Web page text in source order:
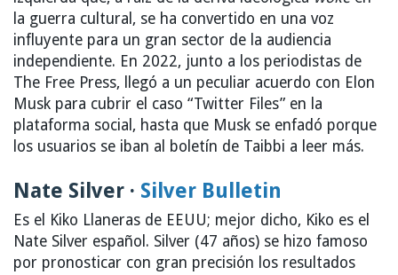
la guerra cultural, se ha convertido en una voz
influyente para un gran sector de la audiencia
independiente. En 2022, junto a los periodistas de
The Free Press, llegó a un peculiar acuerdo con Elon
Musk para cubrir el caso “Twitter Files” en la
plataforma social, hasta que Musk se enfadó porque
los usuarios se iban al boletín de Taibbi a leer más.
Nate Silver · Silver Bulletin
Es el Kiko Llaneras de EEUU; mejor dicho, Kiko es el
Nate Silver español. Silver (47 años) se hizo famoso
por pronosticar con gran precisión los resultados